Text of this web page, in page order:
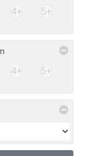
4+ 5+
4+ 5+